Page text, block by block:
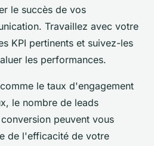
le succès de vos
Travaillez avec votre
KPI pertinents et suivez-les
les performances.
le taux d'engagement
le nombre de leads
peuvent vous
de l'efficacité de votre